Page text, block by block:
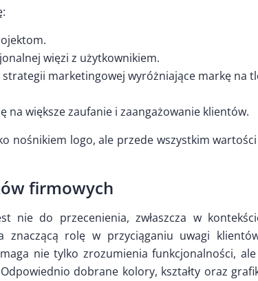
więzi z użytkownikiem.
marketingowej wyróżniające markę na
na większe zaufanie i zaangażowanie klientów.
nośnikiem logo, ale przede wszystkim
firmowych
nie do przecenienia, zwłaszcza w
znaczącą rolę w przyciąganiu uwagi
nie tylko zrozumienia funkcjonalności,
dobrane kolory, kształty oraz